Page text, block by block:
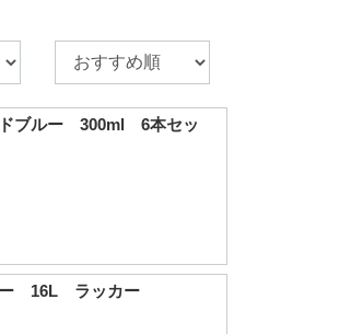
ブルー 300ml 6本セッ
16L ラッカー